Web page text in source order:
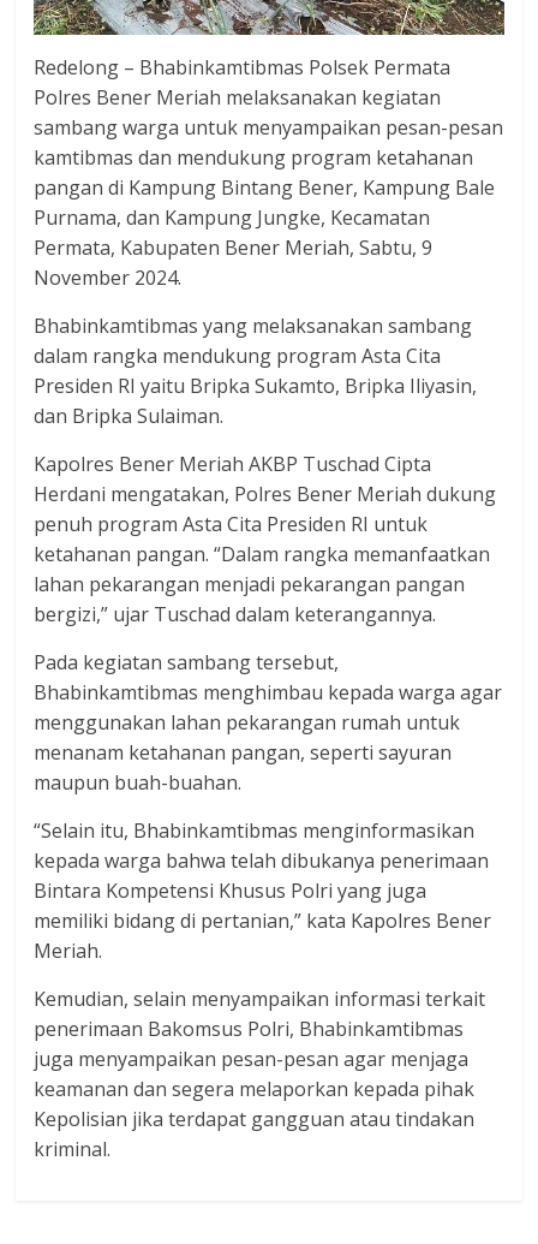
Redelong – Bhabinkamtibmas Polsek Permata
Polres Bener Meriah melaksanakan kegiatan
sambang warga untuk menyampaikan pesan-pesan
kamtibmas dan mendukung program ketahanan
pangan di Kampung Bintang Bener, Kampung Bale
Purnama, dan Kampung Jungke, Kecamatan
Permata, Kabupaten Bener Meriah, Sabtu, 9
November 2024.
Bhabinkamtibmas yang melaksanakan sambang
dalam rangka mendukung program Asta Cita
Presiden RI yaitu Bripka Sukamto, Bripka Iliyasin,
dan Bripka Sulaiman.
Kapolres Bener Meriah AKBP Tuschad Cipta
Herdani mengatakan, Polres Bener Meriah dukung
penuh program Asta Cita Presiden RI untuk
ketahanan pangan. “Dalam rangka memanfaatkan
lahan pekarangan menjadi pekarangan pangan
bergizi,” ujar Tuschad dalam keterangannya.
Pada kegiatan sambang tersebut,
Bhabinkamtibmas menghimbau kepada warga agar
menggunakan lahan pekarangan rumah untuk
menanam ketahanan pangan, seperti sayuran
maupun buah-buahan.
“Selain itu, Bhabinkamtibmas menginformasikan
kepada warga bahwa telah dibukanya penerimaan
Bintara Kompetensi Khusus Polri yang juga
memiliki bidang di pertanian,” kata Kapolres Bener
Meriah.
Kemudian, selain menyampaikan informasi terkait
penerimaan Bakomsus Polri, Bhabinkamtibmas
juga menyampaikan pesan-pesan agar menjaga
keamanan dan segera melaporkan kepada pihak
Kepolisian jika terdapat gangguan atau tindakan
kriminal.